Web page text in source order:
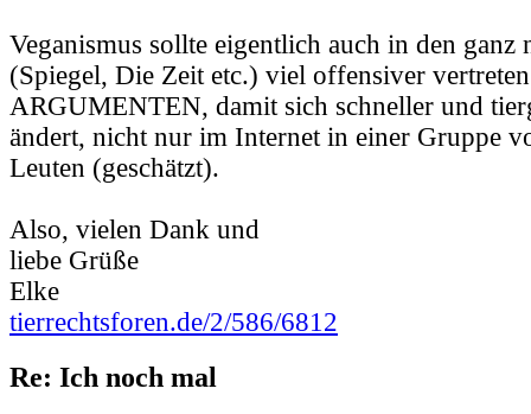
Veganismus sollte eigentlich auch in den ganz
(Spiegel, Die Zeit etc.) viel offensiver
ARGUMENTEN, damit sich schneller und
ändert, nicht nur im Internet in einer Gruppe
Leuten (geschätzt).
Also, vielen Dank und
liebe Grüße
Elke
tierrechtsforen.de/2/586/6812
Re: Ich noch mal